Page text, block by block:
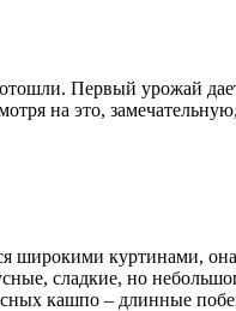
Первый урожай
на это,
широкими куртинами,
сладкие, но
кашпо – длинные